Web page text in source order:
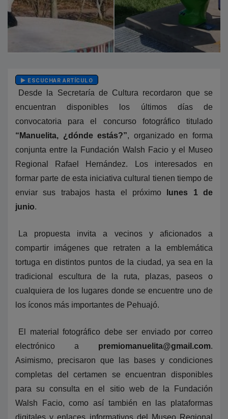
ESCUCHAR ARTÍCULO
Desde la Secretaría de Cultura recordaron que se
encuentran disponibles los últimos días de
convocatoria para el concurso fotográfico titulado
“Manuelita, ¿dónde estás?”, organizado en forma
conjunta entre la Fundación Walsh Facio y el Museo
Regional Rafael Hernández. Los interesados en
formar parte de esta iniciativa cultural tienen tiempo de
enviar sus trabajos hasta el próximo
lunes 1 de
junio.
La propuesta invita a vecinos y aficionados a
compartir imágenes que retraten a la emblemática
tortuga en distintos puntos de la ciudad, ya sea en la
tradicional escultura de la ruta, plazas, paseos o
cualquiera de los lugares donde se encuentre uno de
los íconos más importantes de Pehuajó.
El material fotográfico debe ser enviado por correo
electrónico a premiomanuelita@gmail.com.
Asimismo, precisaron que las bases y condiciones
completas del certamen se encuentran disponibles
para su consulta en el sitio web de la Fundación
Walsh Facio, como así también en las plataformas